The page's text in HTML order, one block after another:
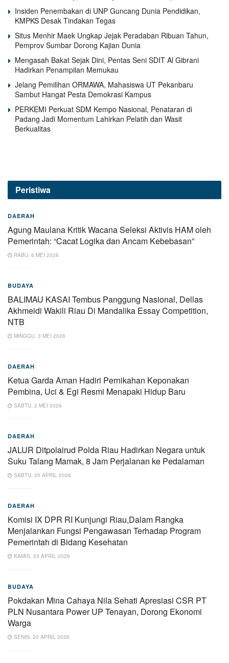
Insiden Penembakan di UNP Guncang Dunia Pendidikan,
KMPKS Desak Tindakan Tegas
Situs Menhir Maek Ungkap Jejak Peradaban Ribuan Tahun,
Pemprov Sumbar Dorong Kajian Dunia
Mengasah Bakat Sejak Dini, Pentas Seni SDIT Al Gibrani
Hadirkan Penampilan Memukau
Jelang Pemilihan ORMAWA, Mahasiswa UT Pekanbaru
Sambut Hangat Pesta Demokrasi Kampus
PERKEMI Perkuat SDM Kempo Nasional, Penataran di
Padang Jadi Momentum Lahirkan Pelatih dan Wasit
Berkualitas
Peristiwa
DAERAH
Agung Maulana Kritik Wacana Seleksi Aktivis HAM oleh
Pemerintah: “Cacat Logika dan Ancam Kebebasan”
RABU, 6 MEI 2026
BUDAYA
BALIMAU KASAI Tembus Panggung Nasional, Dellas
Akhmeidi Wakili Riau Di Mandalika Essay Competition,
NTB
MINGGU, 3 MEI 2026
DAERAH
Ketua Garda Aman Hadiri Pernikahan Keponakan
Pembina, Uci & Egi Resmi Menapaki Hidup Baru
SABTU, 2 MEI 2026
DAERAH
JALUR Ditpolairud Polda Riau Hadirkan Negara untuk
Suku Talang Mamak, 8 Jam Perjalanan ke Pedalaman
SABTU, 25 APRIL 2026
DAERAH
Komisi IX DPR RI Kunjungi Riau,Dalam Rangka
Menjalankan Fungsi Pengawasan Terhadap Program
Pemerintah di Bidang Kesehatan
KAMIS, 23 APRIL 2026
BUDAYA
Pokdakan Mina Cahaya Nila Sehati Apresiasi CSR PT
PLN Nusantara Power UP Tenayan, Dorong Ekonomi
Warga
SENIN, 20 APRIL 2026